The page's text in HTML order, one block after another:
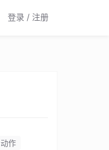
登录 / 注册
动作